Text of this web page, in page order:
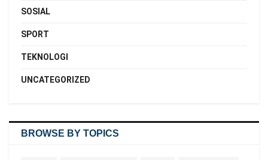
SOSIAL
SPORT
TEKNOLOGI
UNCATEGORIZED
BROWSE BY TOPICS